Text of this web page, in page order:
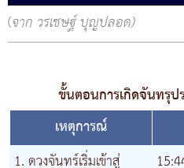
(จาก วรเชษฐ์ บุญปลอด)
ขั้นตอนการเกิดจันทรุ
เหตุการณ์
1. ดวงจันทร์เริ่มเข้าสู่